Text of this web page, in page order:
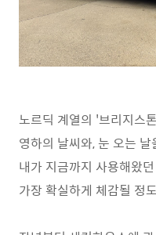
노르딕 계열의 '브리지스
영하의 날씨와, 눈 오는
내가 지금까지 사용해왔
가장 확실하게 체감될 정